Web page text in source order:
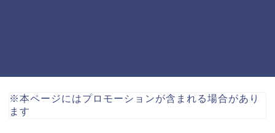
※本ページにはプロモーションが含まれる場合があり
ます